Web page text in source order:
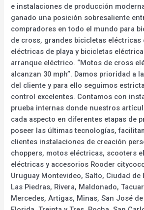
e instalaciones de producción
ganado una posición sobresaliente
compradores en todo el mundo para
de cross, grandes bicicletas
eléctricas de playa y bicicletas
arranque eléctrico. “Motos de cross
alcanzan 30 mph”. Damos prioridad a
del cliente y para ello seguimos
control excelentes. Contamos con
prueba internas donde nuestros
cada aspecto en diferentes etapas de
poseer las últimas tecnologías,
clientes instalaciones de creación
choppers, motos eléctricas, scooters
eléctricas y accesorios Rooder
Uruguay Montevideo, Salto, Ciudad de
Las Piedras, Rivera, Maldonado,
Mercedes, Artigas, Minas, San José